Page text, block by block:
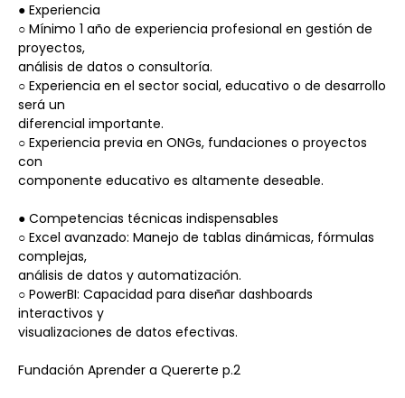
● Experiencia
○ Mínimo 1 año de experiencia profesional en gestión de
proyectos,
análisis de datos o consultoría.
○ Experiencia en el sector social, educativo o de desarrollo
será un
diferencial importante.
○ Experiencia previa en ONGs, fundaciones o proyectos
con
componente educativo es altamente deseable.
● Competencias técnicas indispensables
○ Excel avanzado: Manejo de tablas dinámicas, fórmulas
complejas,
análisis de datos y automatización.
○ PowerBI: Capacidad para diseñar dashboards
interactivos y
visualizaciones de datos efectivas.
Fundación Aprender a Quererte p.2